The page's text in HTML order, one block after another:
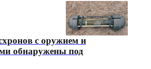
с оружием и
обнаружены под